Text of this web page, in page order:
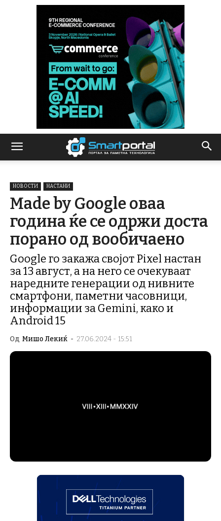
НОВОСТИ НАСТАНИ
Made by Google оваа
година ќе се одржи доста
порано од вообичаено
Google го закажа својот Pixel настан
за 13 август, а на него се очекуваат
наредните генерации од нивните
смартфони, паметни часовници,
информации за Gemini, како и
Android 15
Од Мишо Лекиќ - 27.06.2024 - 15:51